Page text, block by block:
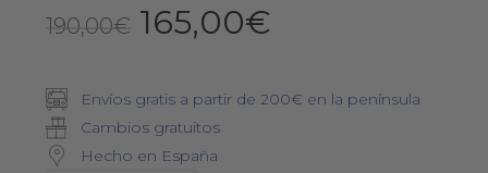
190,00€ El
original
era:
190,00€.
165,00€
actual
Envíos gratis a partir de 200€ en la península
Cambios gratuitos
Hecho en España